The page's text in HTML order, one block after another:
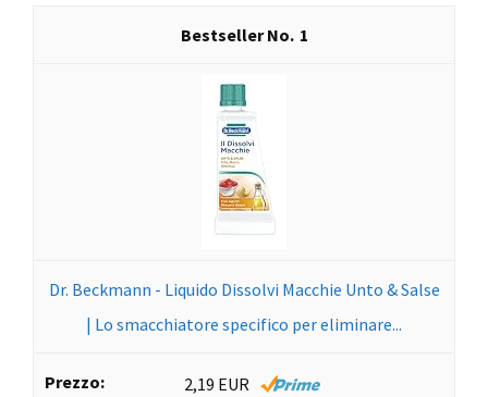
1
Dr. Beckmann - Liquido Dissolvi Macchie Unto & Salse
| Lo smacchiatore specifico per eliminare...
2,19 EUR